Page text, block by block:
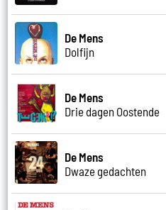
De Mens
Dolfijn
De Mens
Drie dagen Oostende
De Mens
Dwaze gedachten